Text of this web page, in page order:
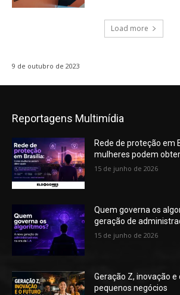
Load more
9 de outubro de 2023
Reportagens Multimídia
Rede de proteção em
mulheres podem
15 de junho de 2026
Quem governa os
geração de
15 de junho de 2026
Geração Z, inovação
pequenos negócios